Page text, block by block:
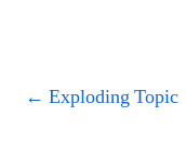
Exploding Topic
←